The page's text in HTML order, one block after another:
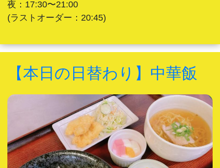
夜：17:30〜21:00
(ラストオーダー：20:45)
【本日の日替わり】中華飯